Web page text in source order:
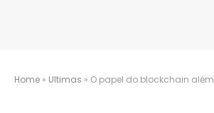
Home » Ultimas » O papel do blockchain